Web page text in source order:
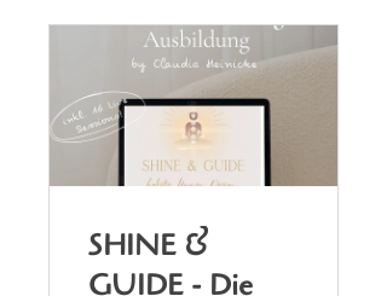
SHINE &
GUIDE - Die